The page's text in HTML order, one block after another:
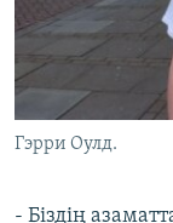
Гэрри Оулд.
- Біздің